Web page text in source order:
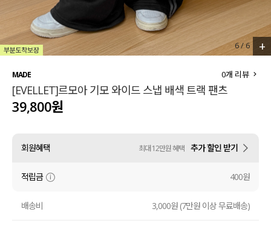
살안타템
110사이즈
티셔츠
셔츠
원피스
니트
팬츠
스커트
언더웨어
6/6 +
MADE
[EVELLET]르모아 기모 와이드 스냅 배색 트랙 팬츠
0개 리뷰
39,800원
회원혜택 최대 12만원 혜택 추가 할인 받기
적립금 400원
배송비 3,000원 (7만원 이상 무료배송)